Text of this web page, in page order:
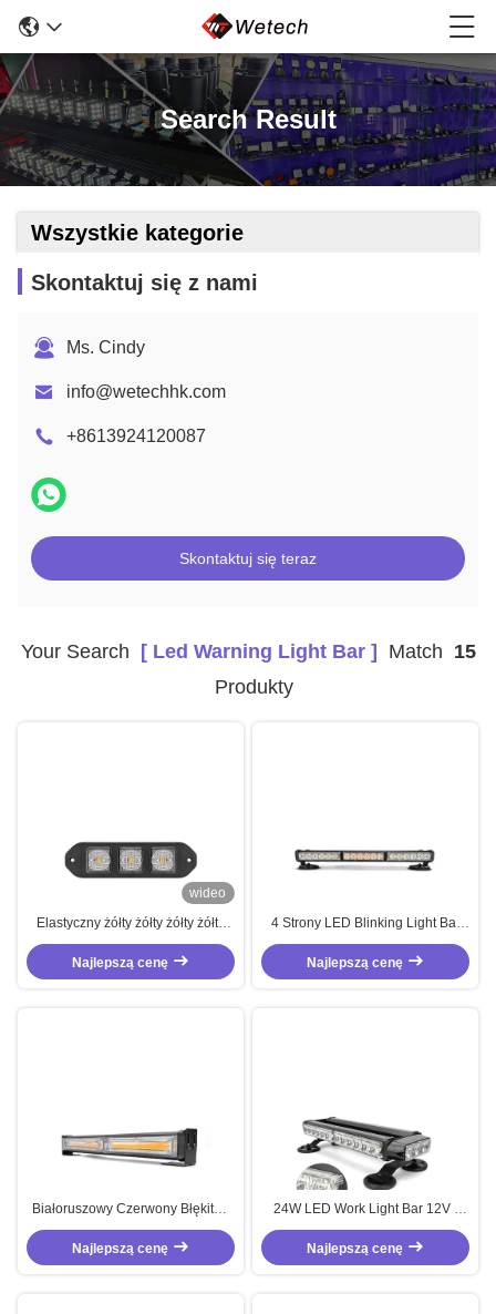
Search Result
Wszystkie kategorie
Skontaktuj się z nami
Ms. Cindy
info@wetechhk.com
+8613924120087
Skontaktuj się teraz
Your Search [ Led Warning Light Bar ] Match 15
Produkty
wideo
Elastyczny żółty żółty żółty żółty
żółty żółty żółty żółty żółty
Najlepszą cenę
4 Strony LED Blinking Light Bar
Amber COB LED Strobe Light Bar
36W
Najlepszą cenę
Białoruszowy Czerwony Błękitny
COB LED Światło ostrzegawcze
30W Światło awaryjne Strobe
Najlepszą cenę
24W LED Work Light Bar 12V -
24V Amber Warning Light Bar Dla
Jeepów Ciężarówki
Najlepszą cenę